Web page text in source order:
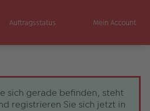
Auftragsstatus Mein Account
sich gerade befinden, steht
registrieren Sie sich jetzt in